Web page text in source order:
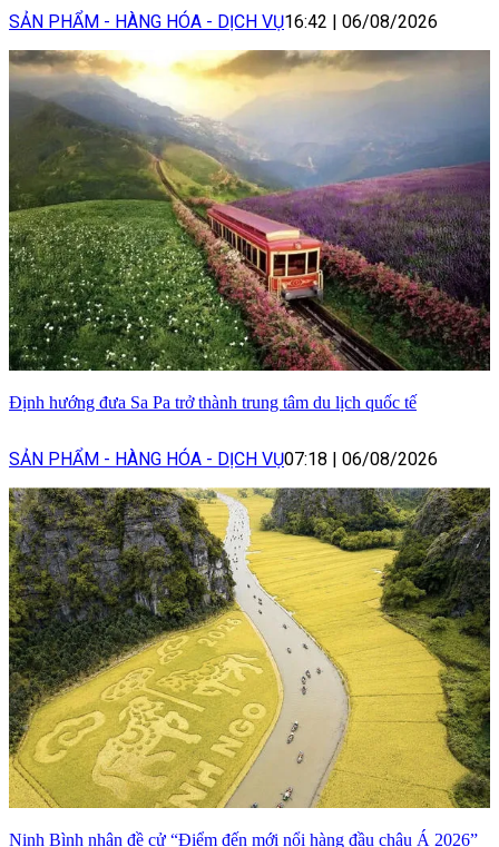
SẢN PHẨM - HÀNG HÓA - DỊCH VỤ16:42 06/08/2026
Định hướng đưa Sa Pa trở thành trung tâm du lịch quốc tế
SẢN PHẨM - HÀNG HÓA - DỊCH VỤ07:18 06/08/2026
Ninh Bình nhận đề cử “Điểm đến mới nổi hàng đầu châu Á 2026”